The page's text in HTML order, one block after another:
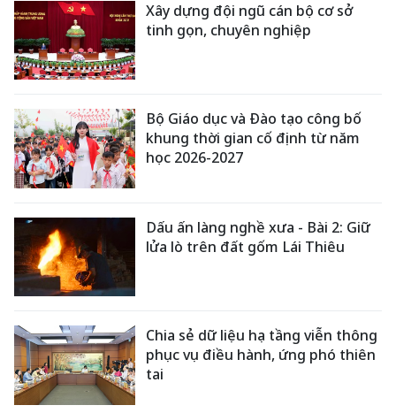
Xây dựng đội ngũ cán bộ cơ sở
tinh gọn, chuyên nghiệp
Bộ Giáo dục và Đào tạo công bố
khung thời gian cố định từ năm
học 2026-2027
Dấu ấn làng nghề xưa - Bài 2: Giữ
lửa lò trên đất gốm Lái Thiêu
Chia sẻ dữ liệu hạ tầng viễn thông
phục vụ điều hành, ứng phó thiên
tai